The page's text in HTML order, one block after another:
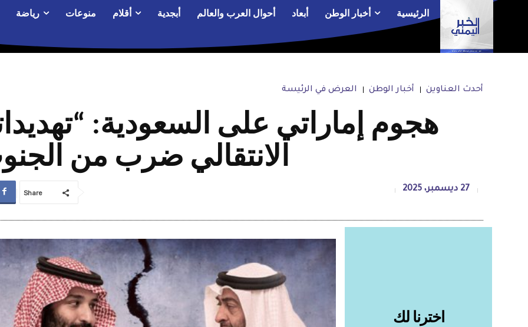
الرئيسية أخبار الوطن أبعاد أحوال العرب والعالم أبجدية أقلام منوعات رياضة
أحدث العناوين أخبار الوطن العرض في الرئيسة
هجوم إماراتي على السعودية:
الانتقالي ضرب من
27 ديسمبر، 2025 Share
اخترنا لك